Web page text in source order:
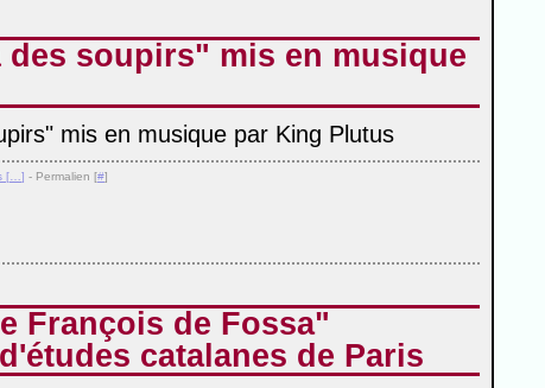
des soupirs" mis en musique
[ ] - Permalien [#]
François de Fossa"
catalanes de Paris